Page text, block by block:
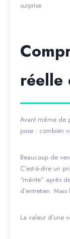
surprise.
réelle
Avant même de
pose : combien
Beaucoup de
C’est-à-dire un
“mérite” après
d’entretien.
La valeur d’une